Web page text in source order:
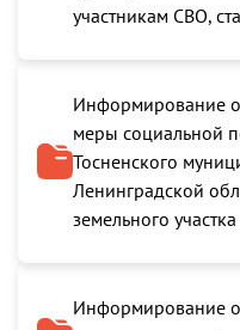
участникам СВО,
Информирование
меры социальной
Тосненского
Ленинградской
земельного
Информирование